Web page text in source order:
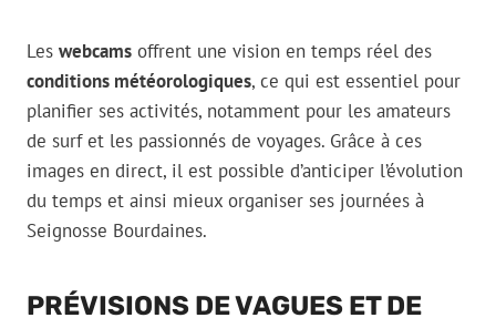
Les webcams offrent une vision en temps réel des
conditions météorologiques, ce qui est essentiel pour
planifier ses activités, notamment pour les amateurs
de surf et les passionnés de voyages. Grâce à ces
images en direct, il est possible d’anticiper l’évolution
du temps et ainsi mieux organiser ses journées à
Seignosse Bourdaines.
PRÉVISIONS DE VAGUES ET DE